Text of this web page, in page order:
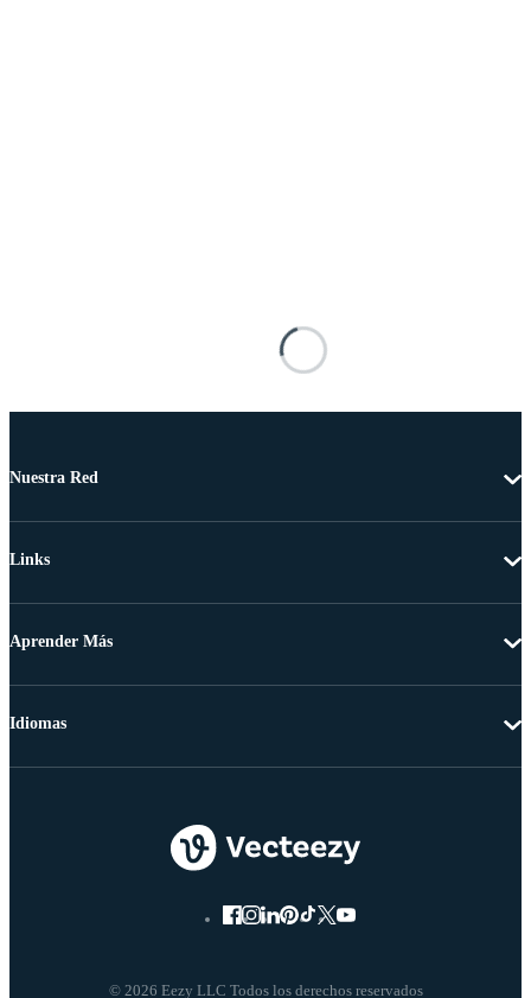
Nuestra Red
Links
Aprender Más
© 2026 Eezy LLC Todos los derechos reservados
Idiomas